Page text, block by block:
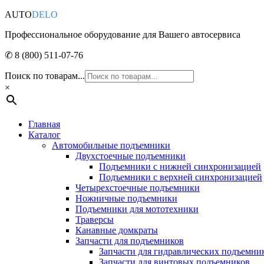
AUTODELO
Профессиональное оборудование для Вашего автосервиса
✆ 8 (800) 511-07-76
Поиск по товарам...
×
Главная
Каталог
Автомобильные подъемники
Двухстоечные подъемники
Подъемники с нижней синхронизацией
Подъемники с верхней синхронизацией
Четырехстоечные подъемники
Ножничные подъемники
Подъемники для мототехники
Траверсы
Канавные домкраты
Запчасти для подъемников
Запчасти для гидравлических
Запчасти для винтовых подъемников